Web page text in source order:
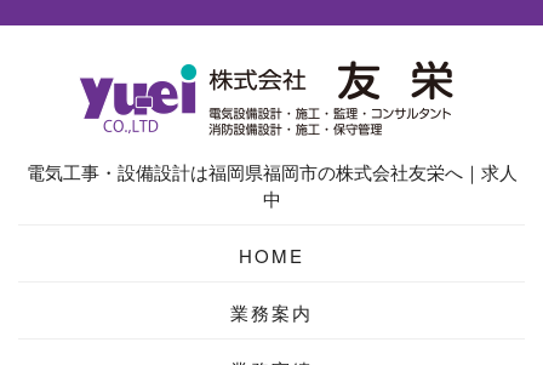
電気工事・設備設計は福岡県福岡市の株式会社友栄へ｜求人
中
HOME
業務案内